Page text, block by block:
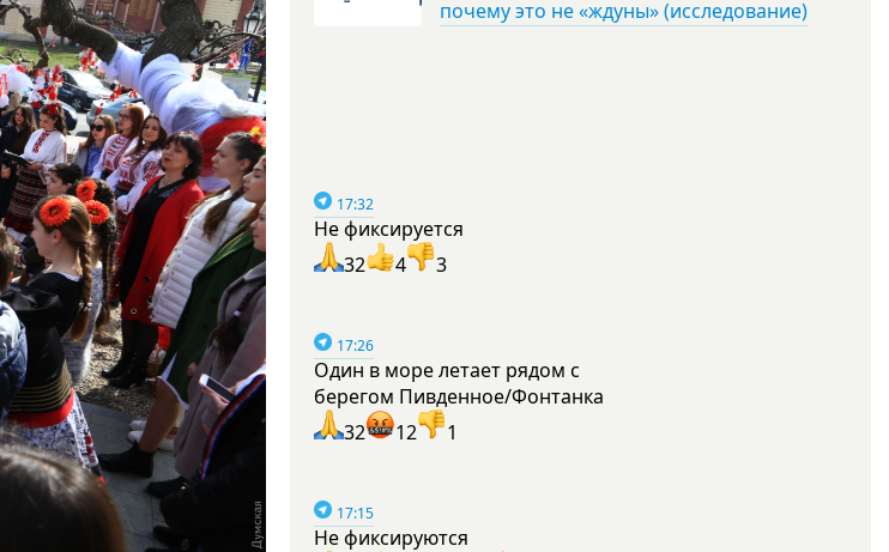
почему это не «ждуны» (исследование)
17:32
Не фиксируется
32
4 3
17:26
Один в море летает рядом с
берегом Пивденное/Фонтанка
32
12 1
17:15
Не фиксируются